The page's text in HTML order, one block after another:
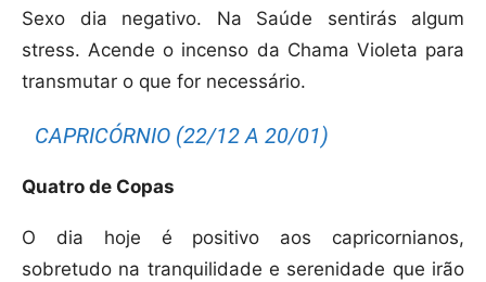
Sexo dia negativo. Na Saúde sentirás algum
stress. Acende o incenso da Chama Violeta para
transmutar o que for necessário.
CAPRICÓRNIO (22/12 A 20/01)
Quatro de Copas
O dia hoje é positivo aos capricornianos,
sobretudo na tranquilidade e serenidade que irão